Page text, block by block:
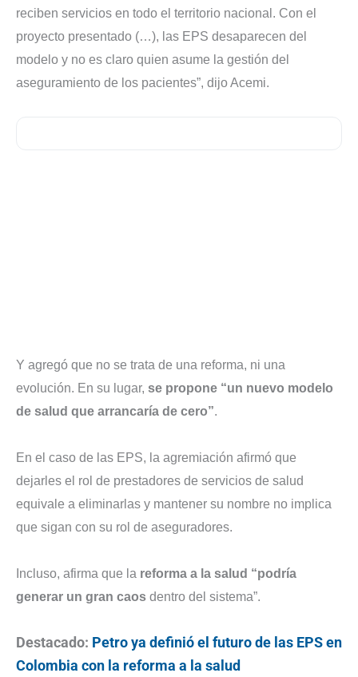
reciben servicios en todo el territorio nacional. Con el
proyecto presentado (…), las EPS desaparecen del
modelo y no es claro quien asume la gestión del
aseguramiento de los pacientes”, dijo Acemi.
Y agregó que no se trata de una reforma, ni una
evolución. En su lugar, se propone “un nuevo modelo
de salud que arrancaría de cero”.
En el caso de las EPS, la agremiación afirmó que
dejarles el rol de prestadores de servicios de salud
equivale a eliminarlas y mantener su nombre no implica
que sigan con su rol de aseguradores.
Incluso, afirma que la reforma a la salud “podría
generar un gran caos dentro del sistema”.
Destacado: Petro ya definió el futuro de las EPS en
Colombia con la reforma a la salud